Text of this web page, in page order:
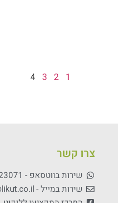
1
2
3
4
צרו קשר
שירות בווטסאפ - 054-2323071
שירות במייל - avivit@likut.co.il